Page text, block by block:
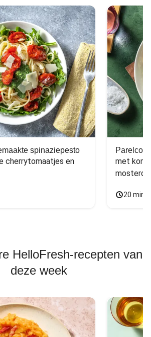
spinaziepesto
cherrytomaatjes en
met
20
HelloFresh-recepten van
deze week